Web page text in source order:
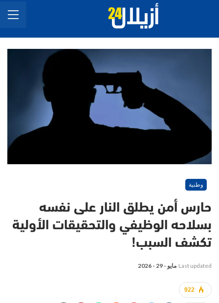
وطنية
حارس أمن يطلق النار على نفسه
بسلاحه الوظيفي والتحقيقات الأولية
تكشف السبب!
Last updated مايو - 29 - 2026
922